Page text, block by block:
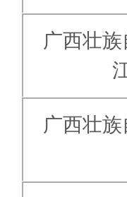
广西壮
广西壮